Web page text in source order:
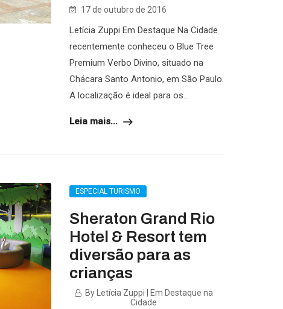
17 de outubro de 2016
Letícia Zuppi Em Destaque Na Cidade
recentemente conheceu o Blue Tree
Premium Verbo Divino, situado na
Chácara Santo Antonio, em São Paulo.
A localização é ideal para os...
Leia mais...
ESPECIAL TURISMO
Sheraton Grand Rio
Hotel & Resort tem
diversão para as
crianças
By Letícia Zuppi | Em Destaque na
Cidade